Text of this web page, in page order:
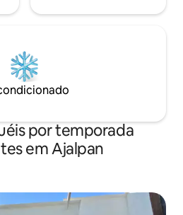
por temporada
em Ajalpan